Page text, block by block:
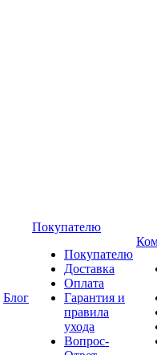
Блог
Покупателю
Покупателю
Доставка
Оплата
Гарантия и
правила
ухода
Вопрос-